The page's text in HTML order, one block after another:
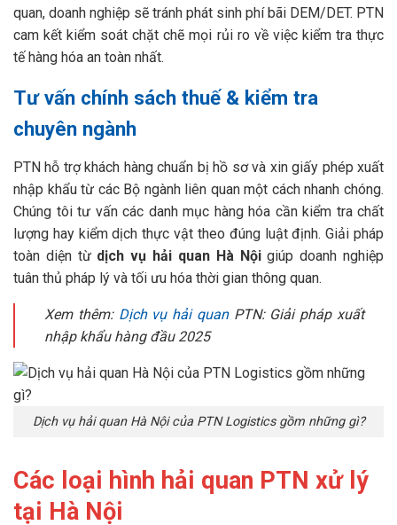
quan, doanh nghiệp sẽ tránh phát sinh phí bãi DEM/DET. PTN
cam kết kiểm soát chặt chẽ mọi rủi ro về việc kiểm tra thực
tế hàng hóa an toàn nhất.
Tư vấn chính sách thuế & kiểm tra
chuyên ngành
PTN hỗ trợ khách hàng chuẩn bị hồ sơ và xin giấy phép xuất
nhập khẩu từ các Bộ ngành liên quan một cách nhanh chóng.
Chúng tôi tư vấn các danh mục hàng hóa cần kiểm tra chất
lượng hay kiểm dịch thực vật theo đúng luật định. Giải pháp
toàn diện từ dịch vụ hải quan Hà Nộigiúp doanh nghiệp
tuân thủ pháp lý và tối ưu hóa thời gian thông quan.
Xem thêm: Dịch vụ hải quanPTN: Giải pháp xuất
nhập khẩu hàng đầu 2025
Dịch vụ hải quan Hà Nội của PTN Logistics gồm những gì?
Các loại hình hải quan PTN xử lý
tại Hà Nội